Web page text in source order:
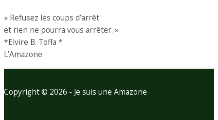
« Refusez les coups d’arrêt
et rien ne pourra vous arrêter. »
*Elvire B. Toffa *
L’Amazone
Copyright © 2026 - Je suis une Amazone